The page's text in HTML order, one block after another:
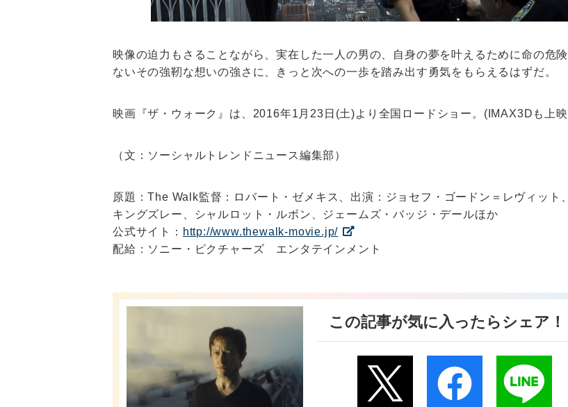
映像の迫力もさることながら、実在した一人の男の、自身の夢を叶えるために命の危
ないその強靭な想いの強さに、きっと次への一歩を踏み出す勇気をもらえるはずだ。
映画『ザ・ウォーク』は、2016年1月23日(土)より全国ロードショー。(IMAX3Dも上
（文：ソーシャルトレンドニュース編集部）
原題：The Walk監督：ロバート・ゼメキス、出演：ジョセフ・ゴードン＝レヴィット
キングズレー、シャルロット・ルボン、ジェームズ・バッジ・デールほか
公式サイト： http://www.thewalk-movie.jp/
配給：ソニー・ピクチャーズ エンタテインメント
この記事が気に入ったらシェア！